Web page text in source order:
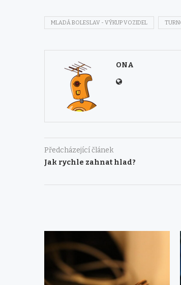
MLADÁ BOLESLAV - VÝKUP VOZIDEL
ONA
Předcházející článek
Jak rychle zahnat hlad?